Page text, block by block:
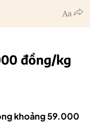
đồng/kg
khoảng 59.000